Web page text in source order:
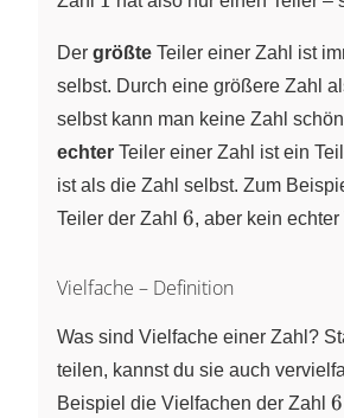
Der größte Teiler einer Zahl ist
selbst. Durch eine größere Zahl
selbst kann man keine Zahl
echter Teiler einer Zahl ist ein
ist als die Zahl selbst. Zum
Teiler der Zahl 6
6, aber kein echter
Vielfache – Definition
Was sind Vielfache einer Zahl?
teilen, kannst du sie auch
Beispiel die Vielfachen der Zahl 6
6